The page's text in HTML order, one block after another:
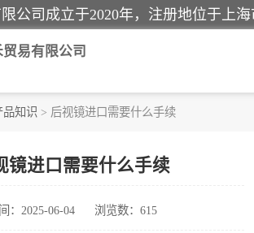
易有限公司
品知识 > 后视镜进口需要什么手续
镜进口需要什么手续
：2025-06-04 浏览数：615